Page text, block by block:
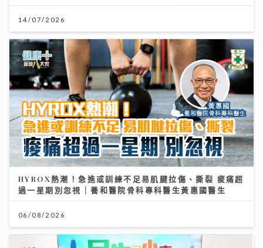
14/07/2026
HYROX熱潮！急進或訓練不足易肌腱拉傷、撕裂 痠痛超
過一星期別忽視｜養和醫院骨科專科醫生黃惠國醫生
06/08/2026